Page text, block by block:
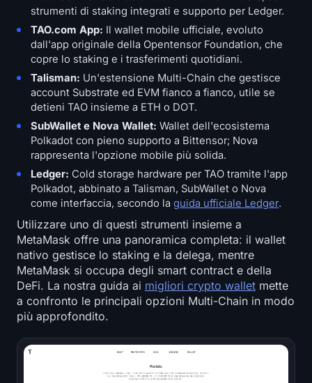
strumenti di staking integrati e supporto per Ledger.
TAO.com App: Il wallet mobile ufficiale, evoluto
dall'app originale della Opentensor Foundation, che
copre lo staking e i trasferimenti quotidiani.
Talisman: Un'estensione Multi-Chain che gestisce
account Substrate ed EVM fianco a fianco, utile se
detieni TAO insieme a ETH o DOT.
SubWallet e Nova Wallet: Wallet dell'ecosistema
Polkadot con pieno supporto a Bittensor; Nova
rappresenta l'opzione mobile più solida.
Ledger: Cold storage hardware per TAO tramite l'app
Polkadot, abbinato a Talisman, SubWallet o Nova
come interfaccia, secondo la guida ufficiale Ledger.
Utilizzare uno di questi strumenti insieme a
MetaMask offre una panoramica completa: il wallet
nativo gestisce lo staking e la delega, mentre
MetaMask si occupa degli smart contract e della
DeFi. La nostra guida ai migliori crypto wallet mette
a confronto le principali opzioni Multi-Chain in modo
più approfondito.